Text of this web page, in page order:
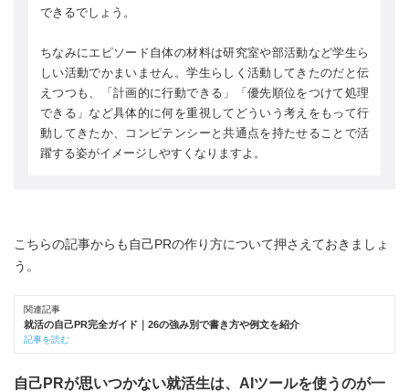
できるでしょう。
ちなみにエピソード自体の材料は研究室や部活動など学生ら
しい活動でかまいません。学生らしく活動してきたのだと伝
えつつも、「計画的に行動できる」「優先順位をつけて処理
できる」など具体的に何を重視してどういう考えをもって行
動してきたか、コンピテンシーと共通点を持たせることで活
躍する姿がイメージしやすくなりますよ。
こちらの記事からも自己PRの作り方について押さえておきましょ
う。
関連記事
就活の自己PR完全ガイド｜26の強み別で書き方や例文を紹介
記事を読む
自己PRが思いつかない就活生は、AIツールを使うのが一